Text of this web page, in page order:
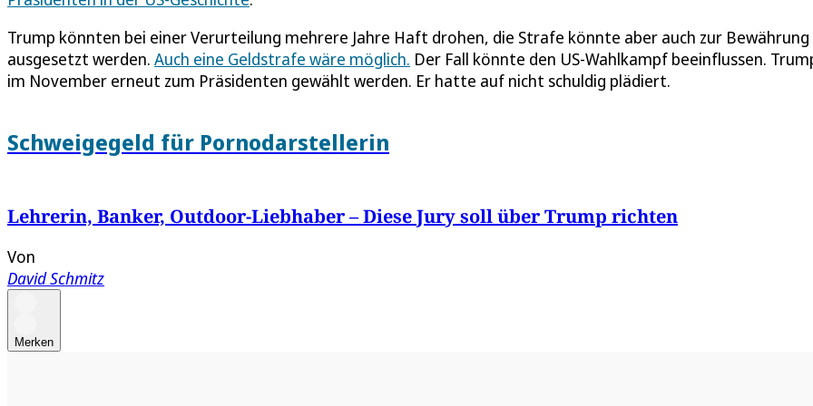
Trump könnten bei einer Verurteilung mehrere Jahre Haft drohen, die Strafe könnte aber auch zur Bewährung
ausgesetzt werden. Auch eine Geldstrafe wäre möglich. Der Fall könnte den US-Wahlkampf beeinflussen.
im November erneut zum Präsidenten gewählt werden. Er hatte auf nicht schuldig plädiert.
Schweigegeld für Pornodarstellerin
Lehrerin, Banker, Outdoor-Liebhaber – Diese Jury soll über Trump richten
Von
David Schmitz
Merken